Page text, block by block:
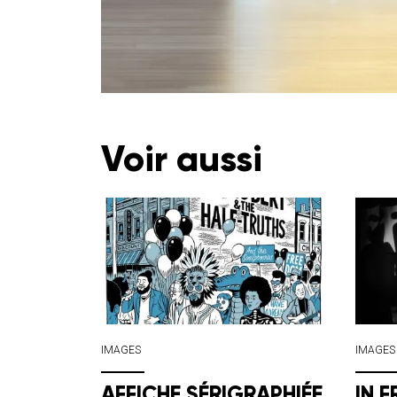
Voir aussi
IMAGES IMAGES